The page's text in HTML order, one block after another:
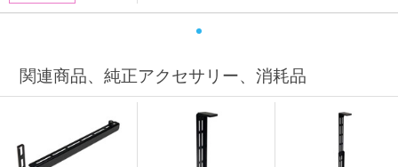
関連商品、純正アクセサリー、消耗品